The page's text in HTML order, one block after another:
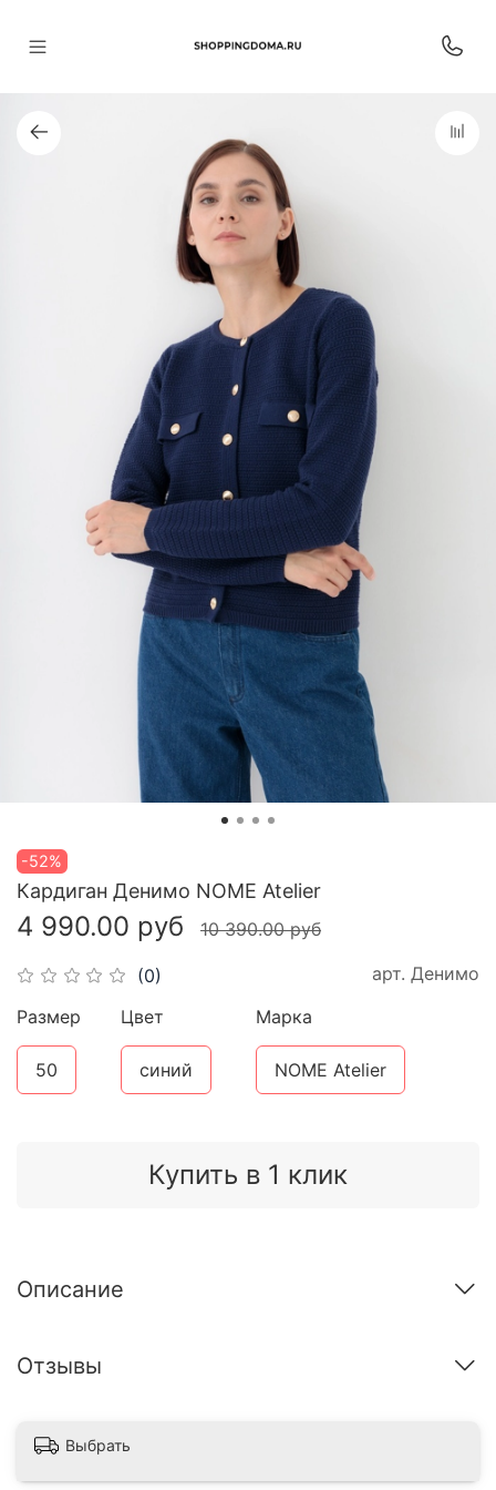
-52%
(0) арт. Денимо
Кардиган Денимо NOME Atelier
4 990.00 руб 10 390.00 руб
Купить в 1 клик
Размер
50
Цвет
синий
Марка
NOME Atelier
Описание
Отзывы
Выбрать